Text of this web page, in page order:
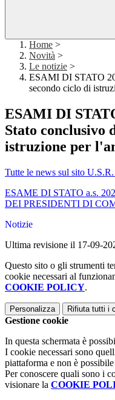
Home >
Novità >
Le notizie >
ESAMI DI STATO
secondo ciclo di
ESAMI DI
Stato conclusivo
istruzione per
Tutte le news sul sito
ESAME DI STATO a.s.
DEI PRESIDENTI DI
Notizie
Ultima revisione il 17-09-
Questo sito o gli strumenti
cookie necessari al
COOKIE POLICY.
Personalizza Rifiuta tutti i
Gestione cookie
In questa schermata è
I cookie necessari sono
piattaforma e non è
Per conoscere quali sono i
visionare la COOKIE